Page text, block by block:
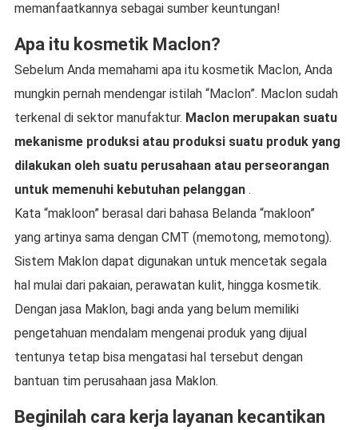
memanfaatkannya sebagai sumber keuntungan!
Apa itu kosmetik Maclon?
Sebelum Anda memahami apa itu kosmetik Maclon, Anda
mungkin pernah mendengar istilah “Maclon”. Maclon sudah
terkenal di sektor manufaktur. Maclon merupakan suatu
mekanisme produksi atau produksi suatu produk yang
dilakukan oleh suatu perusahaan atau perseorangan
untuk memenuhi kebutuhan pelanggan.
Kata “makloon” berasal dari bahasa Belanda “makloon”
yang artinya sama dengan CMT (memotong, memotong).
Sistem Maklon dapat digunakan untuk mencetak segala
hal mulai dari pakaian, perawatan kulit, hingga kosmetik.
Dengan jasa Maklon, bagi anda yang belum memiliki
pengetahuan mendalam mengenai produk yang dijual
tentunya tetap bisa mengatasi hal tersebut dengan
bantuan tim perusahaan jasa Maklon.
Beginilah cara kerja layanan kecantikan